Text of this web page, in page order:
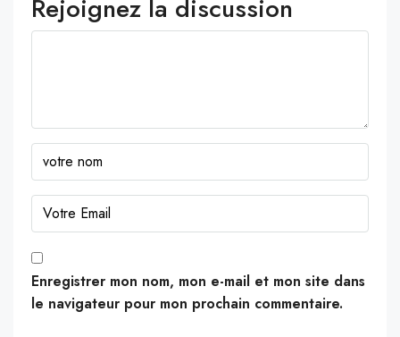
Rejoignez la discussion
Enregistrer mon nom, mon e-mail et mon site dans
le navigateur pour mon prochain commentaire.